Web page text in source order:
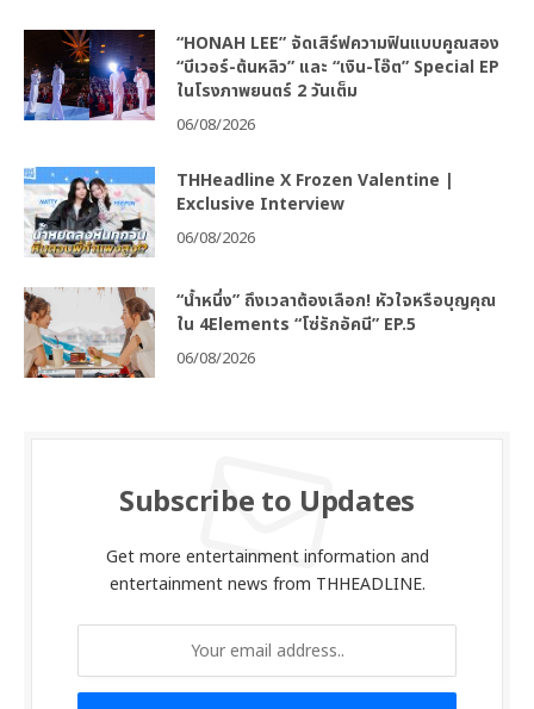
“HONAH LEE” จัดเสิร์ฟความฟินแบบคูณสอง
“บีเวอร์-ต้นหลิว” และ “เงิน-โอ๊ต” Special EP
ในโรงภาพยนตร์ 2 วันเต็ม
06/08/2026
THHeadline X Frozen Valentine |
Exclusive Interview
06/08/2026
“น้ำหนึ่ง” ถึงเวลาต้องเลือก! หัวใจหรือบุญคุณ
ใน 4Elements “โซ่รักอัคนี” EP.5
06/08/2026
Subscribe to Updates
Get more entertainment information and
entertainment news from THHEADLINE.